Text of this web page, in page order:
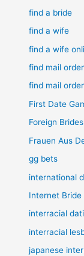
find a bride
find a wife
find a wife
find mail
find mail
First Date
Foreign Brides
Frauen Aus
gg bets
international
Internet Bride
interracial
interracial
japanese